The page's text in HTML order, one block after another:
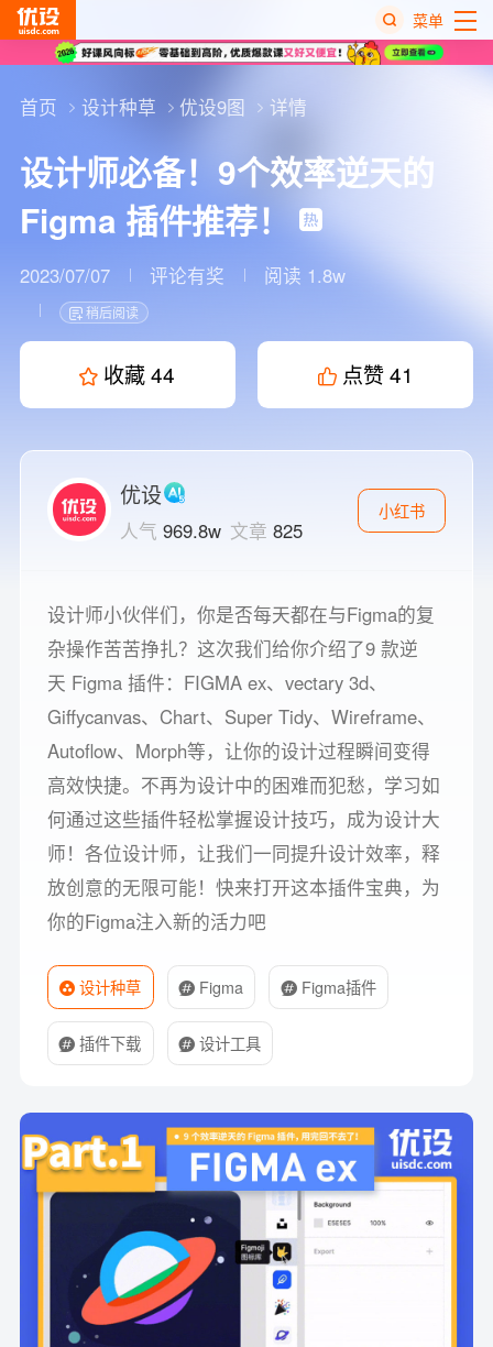
菜单
首页 设计种草 优设9图 详情
设计师必备！9个效率逆天的
Figma 插件推荐！
2023/07/07 评论有奖 阅读 1.8w
稍后阅读
收藏44 点赞 41
设计师小伙伴们，你是否每天都在与Figma的复
杂操作苦苦挣扎？这次我们给你介绍了9 款逆
天 Figma 插件：FIGMA ex、vectary 3d、
Giffycanvas、Chart、Super Tidy、Wireframe、
Autoflow、Morph等，让你的设计过程瞬间变得
高效快捷。不再为设计中的困难而犯愁，学习如
何通过这些插件轻松掌握设计技巧，成为设计大
师！各位设计师，让我们一同提升设计效率，释
放创意的无限可能！快来打开这本插件宝典，为
你的Figma注入新的活力吧
设计种草 Figma Figma插件
插件下载 设计工具
优设
人气 969.8w 文章 825
小红书